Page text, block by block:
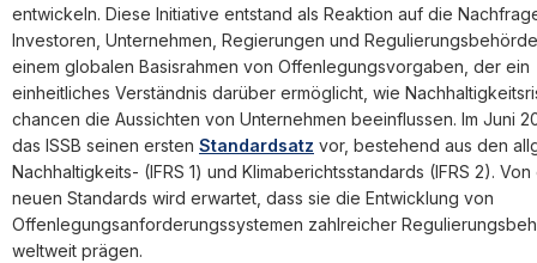
entwickeln. Diese Initiative entstand als Reaktion auf die
Investoren, Unternehmen, Regierungen und
einem globalen Basisrahmen von Offenlegungsvorgaben, der ein
einheitliches Verständnis darüber ermöglicht, wie
chancen die Aussichten von Unternehmen beeinflussen. Im Juni
das ISSB seinen ersten Standardsatz vor, bestehend aus den
Nachhaltigkeits- (IFRS 1) und Klimaberichtsstandards (IFRS 2).
neuen Standards wird erwartet, dass sie die Entwicklung von
Offenlegungsanforderungssystemen zahlreicher
weltweit prägen.